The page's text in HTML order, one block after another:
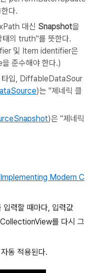
다.
대신 Snapshot을
의 truth"를 뜻한다.
및 Item identifier은
준수해야 한다.)
입, DiffableDataSour
)는 "제네릭 클
)은 "제네릭
Implementing Modern C
력할 때마다, 입력값
를 다시 그
동 적용된다.